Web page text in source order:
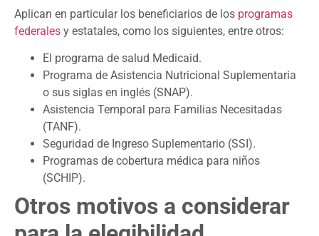
Aplican en particular los beneficiarios de los programas
federales y estatales, como los siguientes, entre otros:
El programa de salud Medicaid.
Programa de Asistencia Nutricional Suplementaria
o sus siglas en inglés (SNAP).
Asistencia Temporal para Familias Necesitadas
(TANF).
Seguridad de Ingreso Suplementario (SSI).
Programas de cobertura médica para niños
(SCHIP).
Otros motivos a considerar